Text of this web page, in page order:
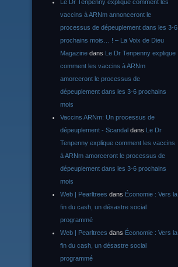
Le Dr Tenpenny explique comment les
vaccins à ARNm annonceront le
processus de dépeuplement dans les 3-6
prochains mois… ! – La Voix de Dieu
Magazine dans Le Dr Tenpenny explique
comment les vaccins à ARNm
amorceront le processus de
dépeuplement dans les 3-6 prochains
mois
Vaccins ARNm: Un processus de
dépeuplement - Scandal dans Le Dr
Tenpenny explique comment les vaccins
à ARNm amorceront le processus de
dépeuplement dans les 3-6 prochains
mois
Web | Pearltrees dans Économie : Vers la
fin du cash, un désastre social
programmé
Web | Pearltrees dans Économie : Vers la
fin du cash, un désastre social
programmé